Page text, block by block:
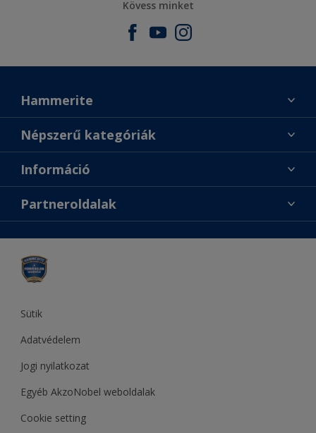
Kövess minket
Hammerite
Találj egy színt
Üzlet keresése
Oldaltérkép
Népszerű kategóriák
Festési tanácsok
Inspiráció
Termékek
Információ
Színpontosság
Hozzáférhetőség
Partneroldalak
Dulux
Supralux
Sütik
Adatvédelem
Jogi nyilatkozat
Egyéb AkzoNobel weboldalak
Cookie setting